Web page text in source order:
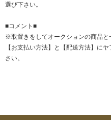
選び下さい。
■コメント■
※取置きをしてオークションの商品と
【お支払い方法】と【配送方法】に
さい。